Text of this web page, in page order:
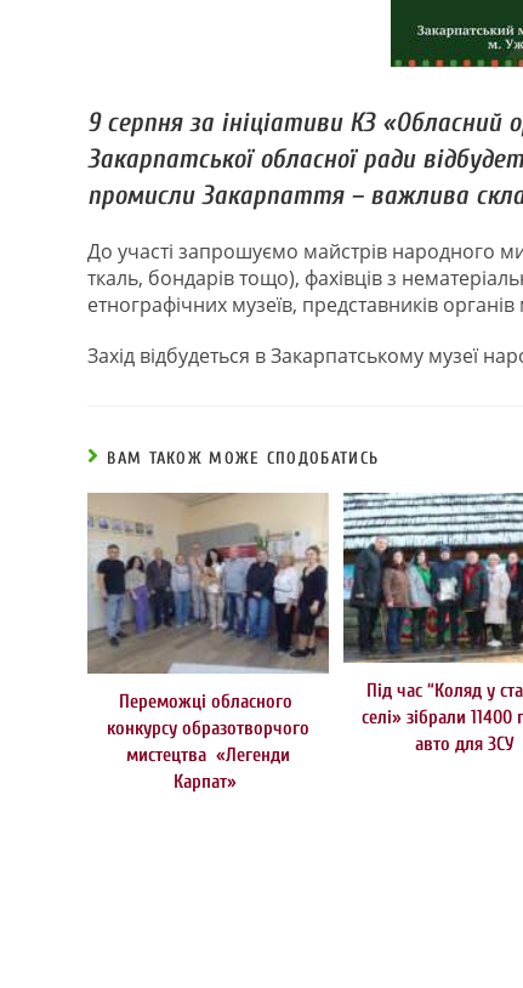
9 серпня за ініціативи КЗ
Закарпатської обласної ради
промисли Закарпаття – важлива
До участі запрошуємо майстрів народного
ткаль, бондарів тощо), фахівців з
етнографічних музеїв, представників
Захід відбудеться в Закарпатському музеї
ВАМ ТАКОЖ МОЖЕ СПОДОБАТИСЬ
Переможці обласного
конкурсу образотворчого
мистецтва «Легенди
Карпат»
Під час “Коляд у
селі» зібрали 11400
авто для ЗСУ